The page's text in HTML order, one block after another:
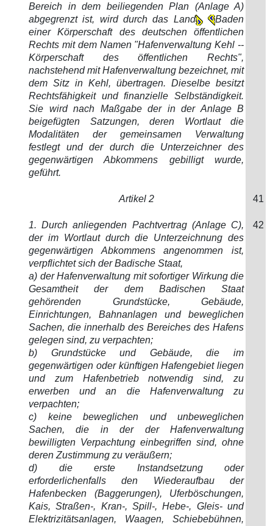
Bereich in dem beiliegenden Plan (Anlage A)
abgegrenzt ist, wird durch das Land
Baden
einer Körperschaft des deutschen öffentlichen
Rechts mit dem Namen "Hafenverwaltung Kehl --
Körperschaft des öffentlichen Rechts",
nachstehend mit Hafenverwaltung bezeichnet, mit
dem Sitz in Kehl, übertragen. Dieselbe besitzt
Rechtsfähigkeit und finanzielle Selbständigkeit.
Sie wird nach Maßgabe der in der Anlage B
beigefügten Satzungen, deren Wortlaut die
Modalitäten der gemeinsamen Verwaltung
festlegt und der durch die Unterzeichner des
gegenwärtigen Abkommens gebilligt wurde,
geführt.
Artikel 2 41
1. Durch anliegenden Pachtvertrag (Anlage C),
der im Wortlaut durch die Unterzeichnung des
gegenwärtigen Abkommens angenommen ist,
verpflichtet sich der Badische Staat,
a) der Hafenverwaltung mit sofortiger Wirkung die
Gesamtheit der dem Badischen Staat
gehörenden Grundstücke, Gebäude,
Einrichtungen, Bahnanlagen und beweglichen
Sachen, die innerhalb des Bereiches des Hafens
gelegen sind, zu verpachten;
b) Grundstücke und Gebäude, die im
gegenwärtigen oder künftigen Hafengebiet liegen
und zum Hafenbetrieb notwendig sind, zu
erwerben und an die Hafenverwaltung zu
verpachten;
c) keine beweglichen und unbeweglichen
Sachen, die in der der Hafenverwaltung
bewilligten Verpachtung einbegriffen sind, ohne
deren Zustimmung zu veräußern;
d) die erste Instandsetzung oder
erforderlichenfalls den Wiederaufbau der
Hafenbecken (Baggerungen), Uferböschungen,
Kais, Straßen-, Kran-, Spill-, Hebe-, Gleis- und
Elektrizitätsanlagen, Waagen, Schiebebühnen,
42